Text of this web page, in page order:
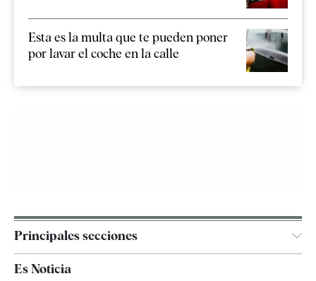
Esta es la multa que te pueden poner
por lavar el coche en la calle
Principales secciones
España
Es Noticia